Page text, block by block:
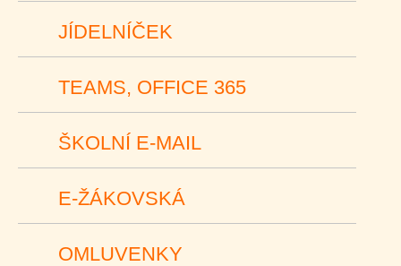
JÍDELNÍČEK
TEAMS, OFFICE 365
ŠKOLNÍ E-MAIL
E-ŽÁKOVSKÁ
OMLUVENKY